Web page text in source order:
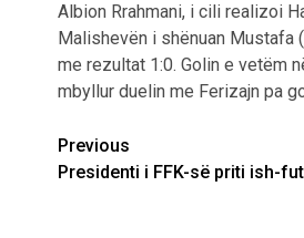
Albion Rrahmani, i cili realizoi
Malishevën i shënuan Mustafa
me rezultat 1:0. Golin e vetëm
mbyllur duelin me Ferizajn pa
Post
navigation
Previous
Presidenti i FFK-së priti ish-